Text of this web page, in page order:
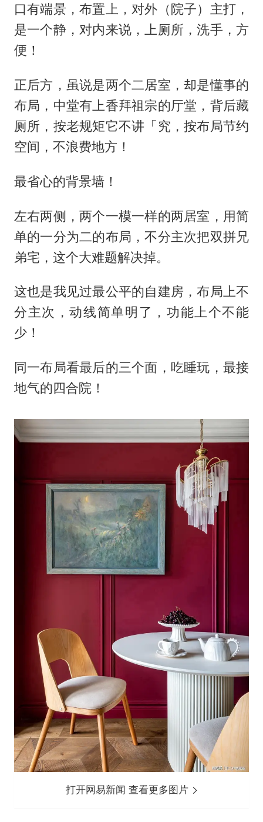
口有端景，布置上，对外（院子）主打，
是一个静，对内来说，上厕所，洗手，方
便！
正后方，虽说是两个二居室，却是懂事的
布局，中堂有上香拜祖宗的厅堂，背后藏
厕所，按老规矩它不讲「究，按布局节约
空间，不浪费地方！
最省心的背景墙！
左右两侧，两个一模一样的两居室，用简
单的一分为二的布局，不分主次把双拼兄
弟宅，这个大难题解决掉。
这也是我见过最公平的自建房，布局上不
分主次，动线简单明了，功能上个不能
少！
同一布局看最后的三个面，吃睡玩，最接
地气的四合院！
打开网易新闻 查看更多图片